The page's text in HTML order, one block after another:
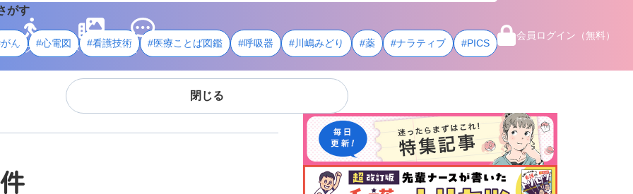
がす
ん #心電図 #看護技術 #医療ことば図鑑 #呼吸器 #川嶋みどり #薬 #ナラティブ #PICS
閉じる
会員ログイン（無料）
イフスタイル
メディア 用語・資料